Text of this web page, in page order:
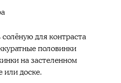
для контраста
половинки
на застеленном
или доске.